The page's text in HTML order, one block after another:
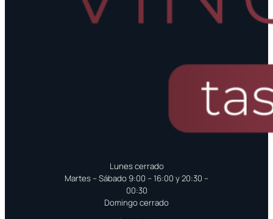
Lunes cerrado
Martes – Sábado 9:00 – 16:00 y 20:30 –
00:30
Domingo cerrado